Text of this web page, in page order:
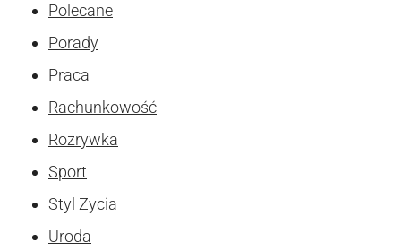
Polecane
Porady
Praca
Rachunkowość
Rozrywka
Sport
Styl Zycia
Uroda